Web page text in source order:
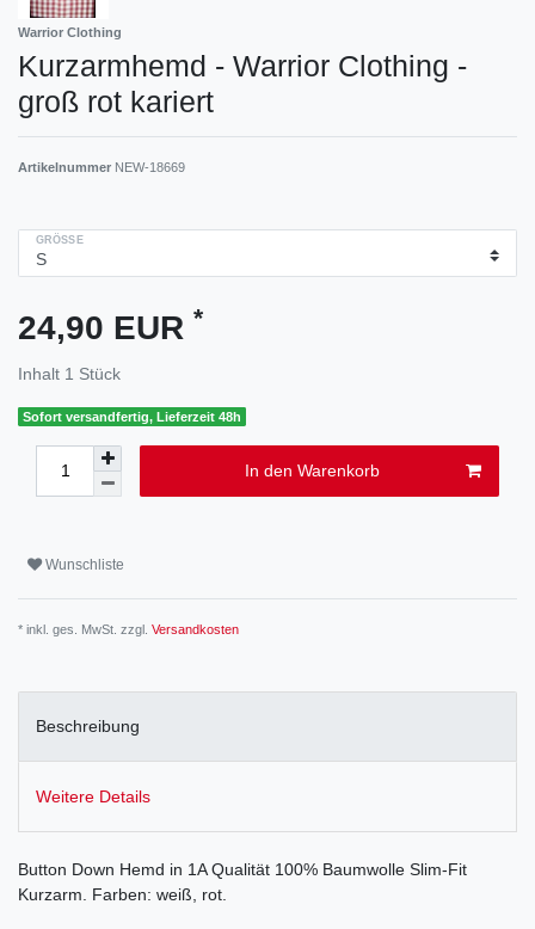
Warrior Clothing
Kurzarmhemd - Warrior Clothing -
groß rot kariert
Artikelnummer NEW-18669
GRÖSSE
24,90 EUR *
Inhalt 1 Stück
Sofort versandfertig, Lieferzeit 48h
In den Warenkorb
Wunschliste
* inkl. ges. MwSt. zzgl. Versandkosten
Beschreibung
Weitere Details
Button Down Hemd in 1A Qualität 100% Baumwolle Slim-Fit
Kurzarm. Farben: weiß, rot.